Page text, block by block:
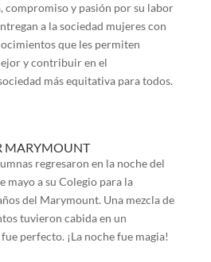
compromiso y pasión por su labor
a la sociedad mujeres con
que les permiten
y contribuir en el
más equitativa para todos.
MARYMOUNT
regresaron en la noche del
mayo a su Colegio para la
del Marymount. Una mezcla de
tuvieron cabida en un
perfecto. ¡La noche fue magia!